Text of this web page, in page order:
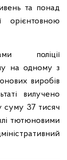
та понад
орієнтовною
поліції
на одному з
виробів
вилучено
суму 37 тисяч
тютюновими